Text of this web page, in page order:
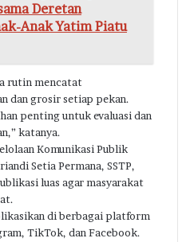
Deretan
Anak Yatim Piatu
rutin mencatat
dan grosir setiap pekan.
penting untuk evaluasi dan
katanya.
Komunikasi Publik
Setia Permana, SSTP,
luas agar masyarakat
di berbagai platform
TikTok, dan Facebook.